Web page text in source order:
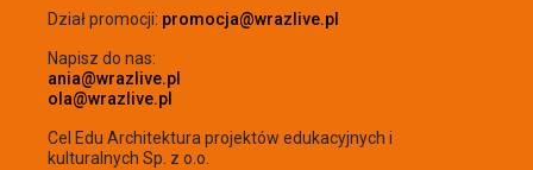
Dział promocji: promocja@wrazlive.pl
Napisz do nas:
ania@wrazlive.pl
ola@wrazlive.pl
Cel Edu Architektura projektów edukacyjnych i
kulturalnych Sp. z o.o.